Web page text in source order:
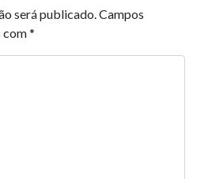
será publicado.Campos
com*